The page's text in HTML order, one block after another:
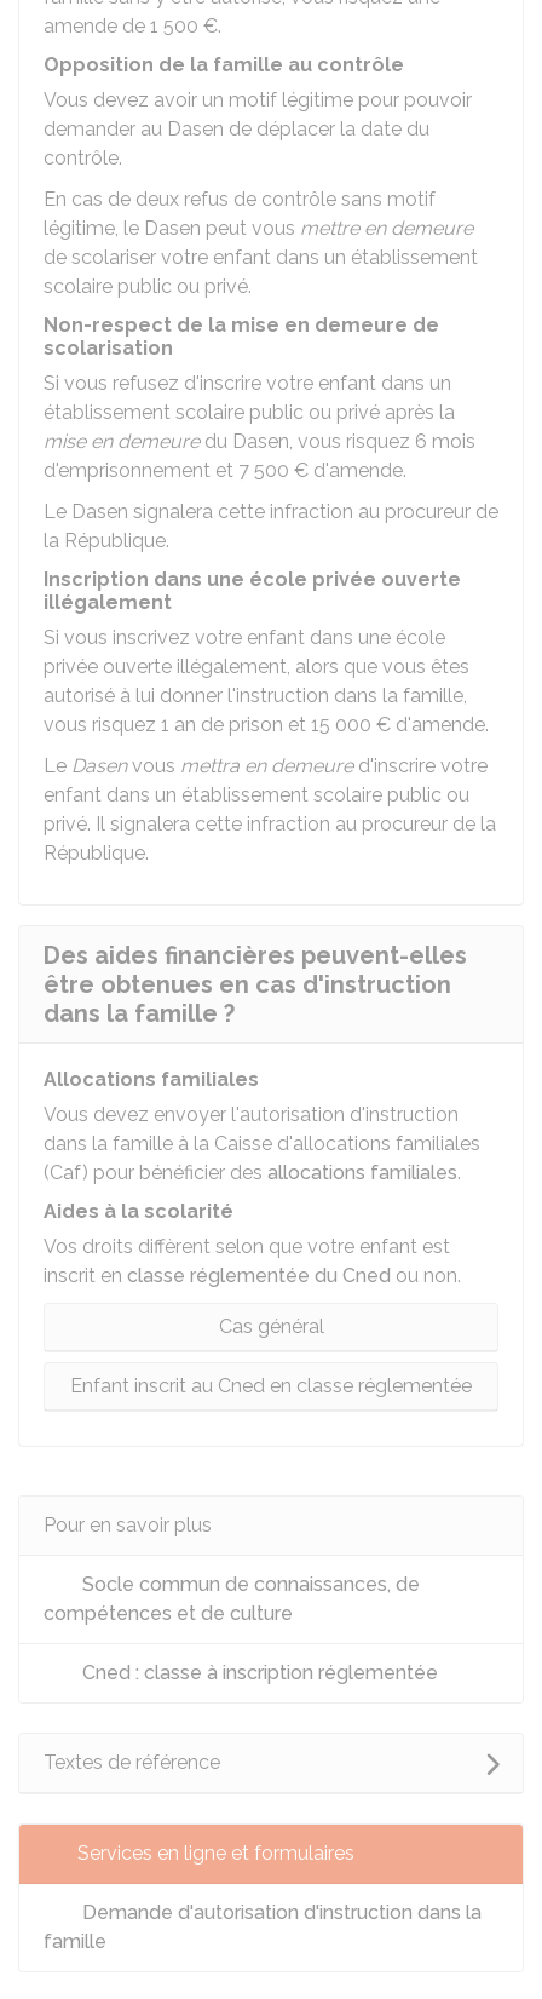
amende de 1 500 €.
Opposition de la famille au contrôle
Vous devez avoir un motif légitime pour pouvoir
demander au Dasen de déplacer la date du
contrôle.
En cas de deux refus de contrôle sans motif
légitime, le Dasen peut vous mettre en demeure
de scolariser votre enfant dans un établissement
scolaire public ou privé.
Non-respect de la mise en demeure de
scolarisation
Si vous refusez d'inscrire votre enfant dans un
établissement scolaire public ou privé après la
mise en demeuredu Dasen, vous risquez 6 mois
d'emprisonnement et 7 500 € d'amende.
Le Dasen signalera cette infraction au procureur de
la République.
Inscription dans une école privée ouverte
illégalement
Si vous inscrivez votre enfant dans une école
privée ouverte illégalement, alors que vous êtes
autorisé à lui donner l'instruction dans la famille,
vous risquez 1 an de prison et 15 000 € d'amende.
Le Dasenvous mettra en demeured'inscrire votre
enfant dans un établissement scolaire public ou
privé. Il signalera cette infraction au procureur de la
République.
Des aides financières peuvent-elles
être obtenues en cas d'instruction
dans la famille ?
Allocations familiales
Vous devez envoyer l'autorisation d'instruction
dans la famille à la Caisse d'allocations familiales
(Caf) pour bénéficier des allocations familiales.
Aides à la scolarité
Vos droits diffèrent selon que votre enfant est
inscrit en classe réglementée du Cned ou non.
Cas général
Enfant inscrit au Cned en classe réglementée
Pour en savoir plus
Socle commun de connaissances, de
compétences et de culture
Cned : classe à inscription réglementée
Textes de référence
Services en ligne et formulaires
Demande d'autorisation d'instruction dans la
famille